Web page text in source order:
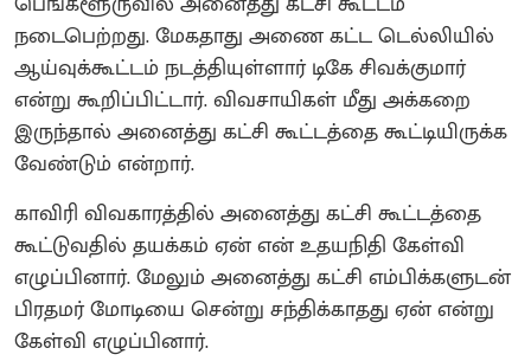
நடைபெற்றது. மேகதாது அணை கட்ட டெல்லியில்
ஆய்வுக்கூட்டம் நடத்தியுள்ளார் டிகே சிவக்குமார்
என்று கூறிப்பிட்டார். விவசாயிகள் மீது அக்கறை
இருந்தால் அனைத்து கட்சி கூட்டத்தை கூட்டியிருக்க
வேண்டும் என்றார்.
காவிரி விவகாரத்தில் அனைத்து கட்சி கூட்டத்தை
கூட்டுவதில் தயக்கம் ஏன் என் உதயநிதி கேள்வி
எழுப்பினார். மேலும் அனைத்து கட்சி எம்பிக்களுடன்
பிரதமர் மோடியை சென்று சந்திக்காதது ஏன் என்று
கேள்வி எழுப்பினார்.